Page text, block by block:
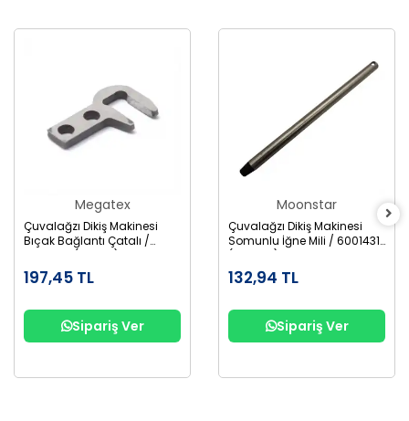
Megatex
Çuvalağzı Dikiş Makinesi
Bıçak Bağlantı Çatalı /
6001806 (246011) BC-4-15
197,45 TL
Sipariş Ver
Moonstar
Çuvalağzı Dikiş Makinesi
Somunlu İğne Mili / 6001431
(242121A) BC-2-1
132,94 TL
Sipariş Ver